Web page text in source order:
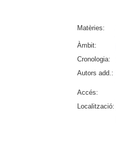
Matèries:
Àmbit:
Cronologia:
Autors add.:
Accés:
Localització: